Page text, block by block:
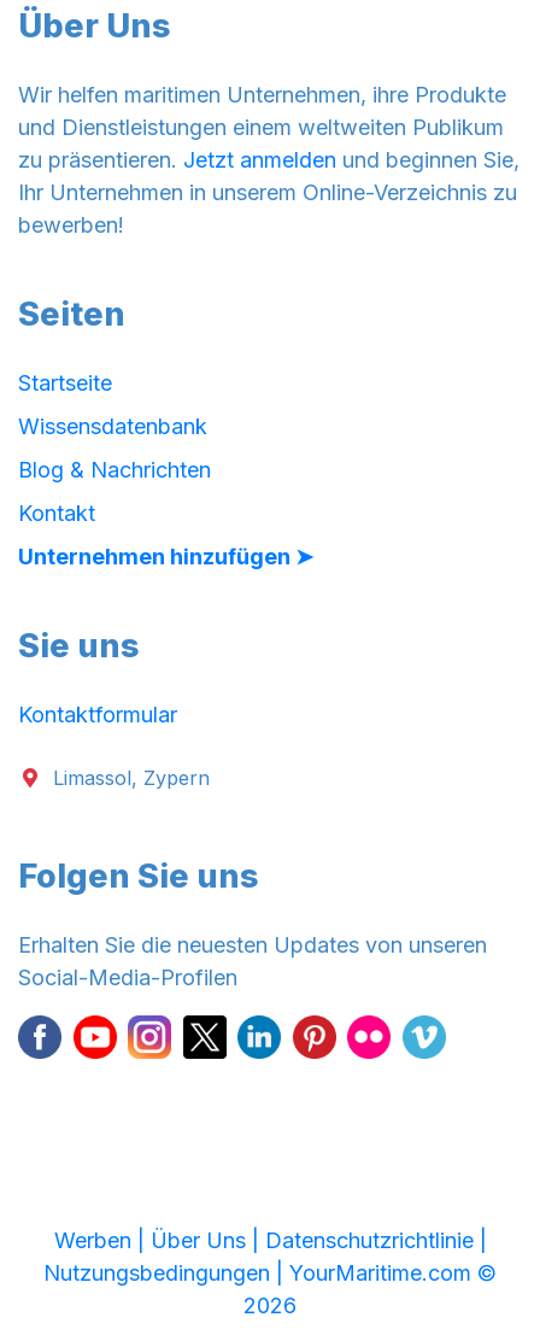
Über Uns
Wir helfen maritimen Unternehmen, ihre Produkte
und Dienstleistungen einem weltweiten Publikum
zu präsentieren. Jetzt anmelden und beginnen Sie,
Ihr Unternehmen in unserem Online-Verzeichnis zu
bewerben!
Seiten
Startseite
Wissensdatenbank
Blog & Nachrichten
Kontakt
Unternehmen hinzufügen ➤
Sie uns
Kontaktformular
Limassol, Zypern
Folgen Sie uns
Erhalten Sie die neuesten Updates von unseren
Social-Media-Profilen
Werben | Über Uns |
Datenschutzrichtlinie |
Nutzungsbedingungen | YourMaritime.com ©
2026